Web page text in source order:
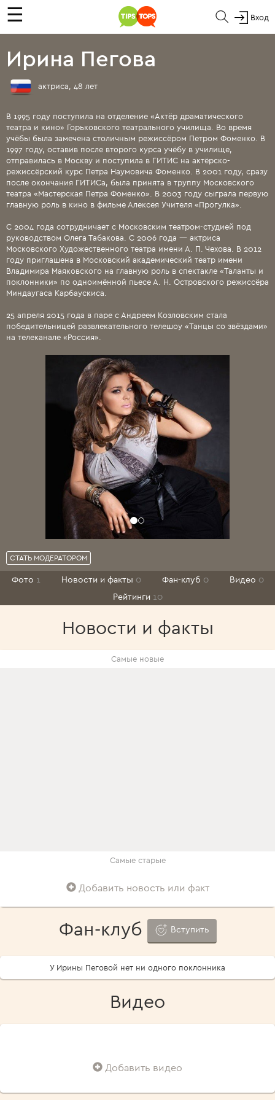
☰ Вход
Ирина Пегова
актриса, 48 лет
В 1995 году поступила на отделение «Актёр драматического
театра и кино» Горьковского театрального училища. Во время
учёбы была замечена столичным режиссёром Петром Фоменко. В
1997 году, оставив после второго курса учёбу в училище,
отправилась в Москву и поступила в ГИТИС на актёрско-
режиссёрский курс Петра Наумовича Фоменко. В 2001 году, сразу
после окончания ГИТИСа, была принята в труппу Московского
театра «Мастерская Петра Фоменко». В 2003 году сыграла первую
главную роль в кино в фильме Алексея Учителя «Прогулка».
С 2004 года сотрудничает с Московским театром-студией под
руководством Олега Табакова. С 2006 года — актриса
Московского Художественного театра имени А. П. Чехова. В 2012
году приглашена в Московский академический театр имени
Владимира Маяковского на главную роль в спектакле «Таланты и
поклонники» по одноимённой пьесе А. Н. Островского режиссёра
Миндаугаса Карбаускиса.
25 апреля 2015 года в паре с Андреем Козловским стала
победительницей развлекательного телешоу «Танцы со звёздами»
на телеканале «Россия».
СТАТЬ МОДЕРАТОРОМ
Фото 1 Новости и факты 0 Фан-клуб 0 Видео 0
Рейтинги 10
Новости и факты
Самые новые
Самые старые
Добавить новость или факт
Фан-клуб Вступить
У Ирины Пеговой нет ни одного поклонника
Видео
Добавить видео